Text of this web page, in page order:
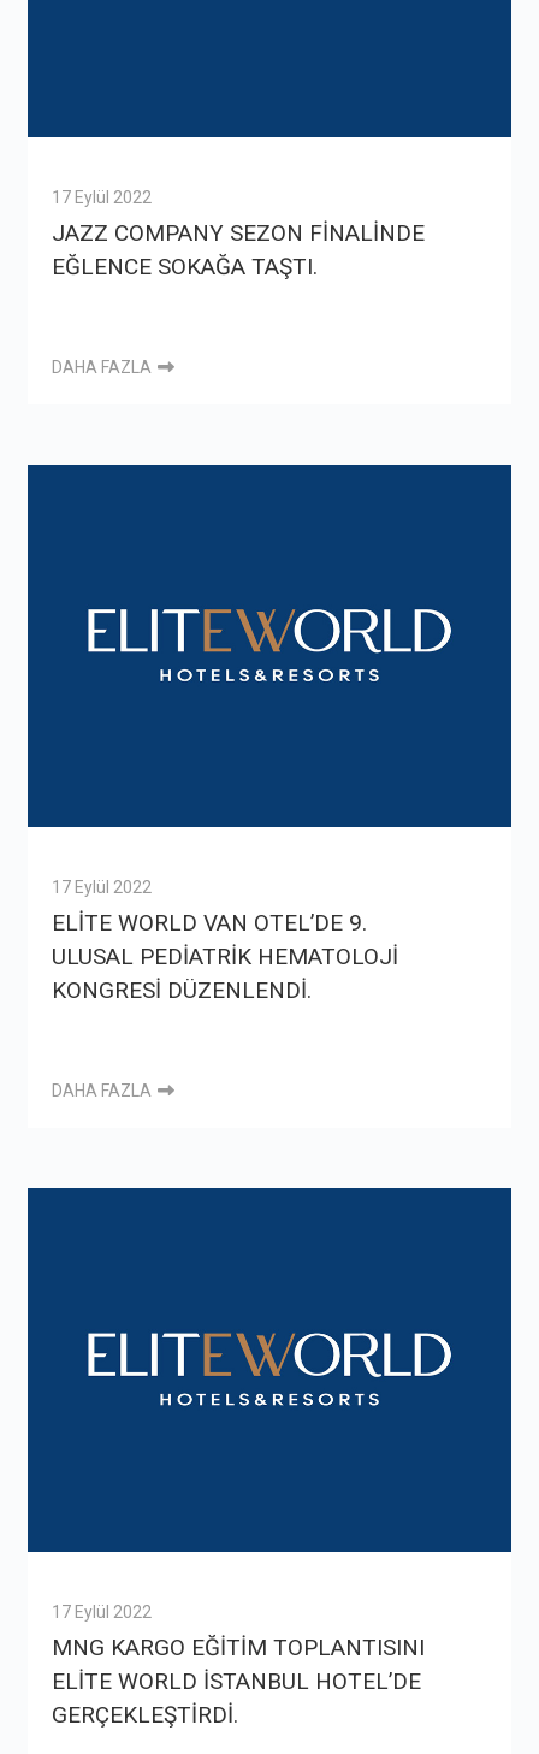
17 Eylül 2022
JAZZ COMPANY SEZON FİNALİNDE
EĞLENCE SOKAĞA TAŞTI.
DAHA FAZLA
17 Eylül 2022
ELİTE WORLD VAN OTEL’DE 9.
ULUSAL PEDİATRİK HEMATOLOJİ
KONGRESİ DÜZENLENDİ.
DAHA FAZLA
17 Eylül 2022
MNG KARGO EĞİTİM TOPLANTISINI
ELİTE WORLD İSTANBUL HOTEL’DE
GERÇEKLEŞTİRDİ.